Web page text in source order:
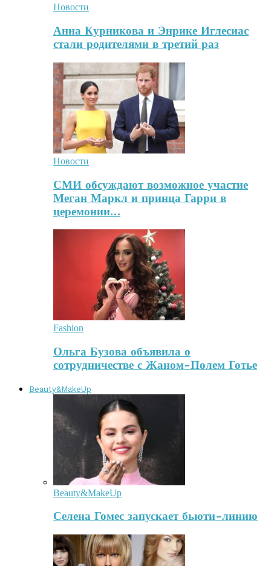
Новости
Анна Курникова и Энрике Иглесиас
стали родителями в третий раз
Новости
СМИ обсуждают возможное участие
Меган Маркл и принца Гарри в
церемонии…
Fashion
Ольга Бузова объявила о
сотрудничестве с Жаном-Полем Готье
Beauty&MakeUp
Beauty&MakeUp
Селена Гомес запускает бьюти-линию